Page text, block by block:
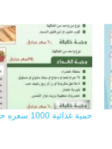
حمية غذائية 1000 سعره حرارية